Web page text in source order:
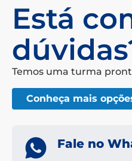
Está
Temos uma turma
Conheça mais
Fale no